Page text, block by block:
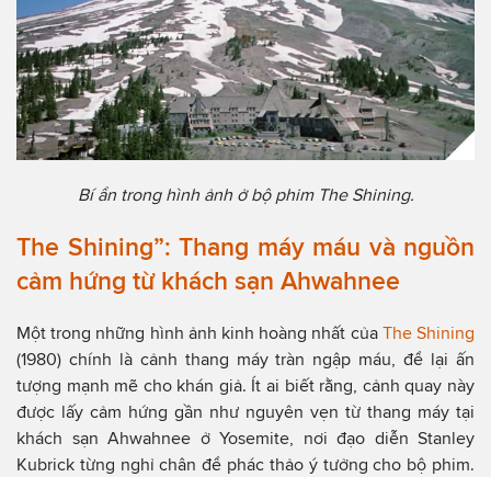
Bí ẩn trong hình ảnh ở bộ phim The Shining.
The Shining”: Thang máy máu và nguồn
cảm hứng từ khách sạn Ahwahnee
Một trong những hình ảnh kinh hoàng nhất của The Shining
(1980) chính là cảnh thang máy tràn ngập máu, để lại ấn
tượng mạnh mẽ cho khán giả. Ít ai biết rằng, cảnh quay này
được lấy cảm hứng gần như nguyên vẹn từ thang máy tại
khách sạn Ahwahnee ở Yosemite, nơi đạo diễn Stanley
Kubrick từng nghỉ chân để phác thảo ý tưởng cho bộ phim.